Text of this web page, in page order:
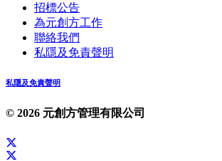
招標公告
為元創方工作
聯絡我們
私隱及免責聲明
私隱及免責聲明
© 2026 元創方管理有限公司